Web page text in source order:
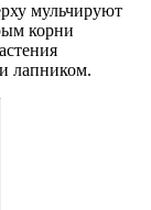
мульчируют
корни
лапником.